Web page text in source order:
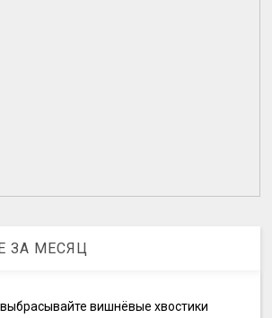
ЗА МЕСЯЦ
вишнёвые хвостики